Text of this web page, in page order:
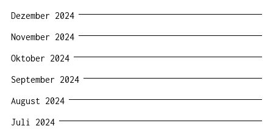
Dezember 2024
November 2024
Oktober 2024
September 2024
August 2024
Juli 2024